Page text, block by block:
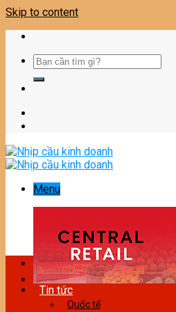
Skip to content
Menu
Tin tức
Quốc tế